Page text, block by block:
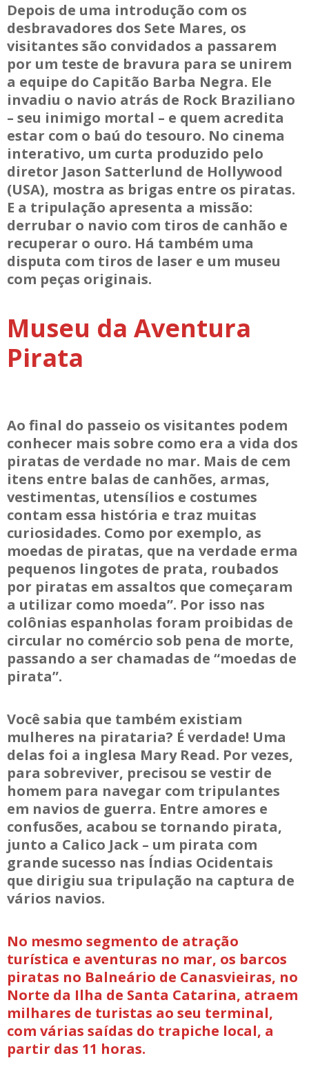
Depois de uma introdução com os
desbravadores dos Sete Mares, os
visitantes são convidados a passarem
por um teste de bravura para se unirem
a equipe do Capitão Barba Negra. Ele
invadiu o navio atrás de Rock Braziliano
– seu inimigo mortal – e quem acredita
estar com o baú do tesouro. No cinema
interativo, um curta produzido pelo
diretor Jason Satterlund de Hollywood
(USA), mostra as brigas entre os piratas.
E a tripulação apresenta a missão:
derrubar o navio com tiros de canhão e
recuperar o ouro. Há também uma
disputa com tiros de laser e um museu
com peças originais.
Museu da Aventura
Pirata
Ao final do passeio os visitantes podem
conhecer mais sobre como era a vida dos
piratas de verdade no mar. Mais de cem
itens entre balas de canhões, armas,
vestimentas, utensílios e costumes
contam essa história e traz muitas
curiosidades. Como por exemplo, as
moedas de piratas, que na verdade erma
pequenos lingotes de prata, roubados
por piratas em assaltos que começaram
a utilizar como moeda”. Por isso nas
colônias espanholas foram proibidas de
circular no comércio sob pena de morte,
passando a ser chamadas de “moedas de
pirata”.
Você sabia que também existiam
mulheres na pirataria? É verdade! Uma
delas foi a inglesa Mary Read. Por vezes,
para sobreviver, precisou se vestir de
homem para navegar com tripulantes
em navios de guerra. Entre amores e
confusões, acabou se tornando pirata,
junto a Calico Jack – um pirata com
grande sucesso nas Índias Ocidentais
que dirigiu sua tripulação na captura de
vários navios.
No mesmo segmento de atração
turística e aventuras no mar, os barcos
piratas no Balneário de Canasvieiras, no
Norte da Ilha de Santa Catarina, atraem
milhares de turistas ao seu terminal,
com várias saídas do trapiche local, a
partir das 11 horas.